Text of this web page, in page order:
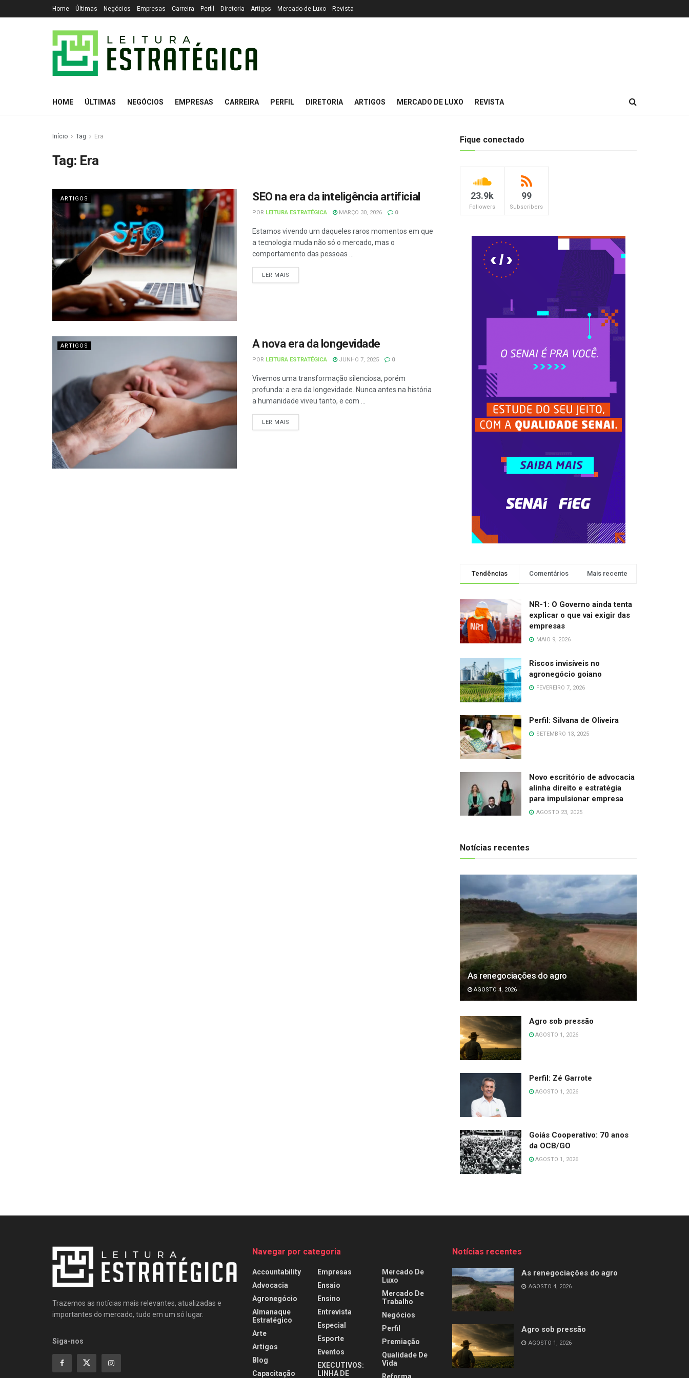
Home Últimas Negócios Empresas Carreira Perfil Diretoria Artigos Mercado de Luxo Revista
HOME ÚLTIMAS NEGÓCIOS EMPRESAS CARREIRA PERFIL DIRETORIA ARTIGOS MERCADO DE LUXO REVISTA
Início Tag Era
Tag: Era
ARTIGOS SEO na era da inteligência artificial
POR LEITURA ESTRATÉGICA MARÇO 30, 2026 0
Estamos vivendo um daqueles raros momentos em que
a tecnologia muda não só o mercado, mas o
comportamento das pessoas ...
LER MAIS
ARTIGOS A nova era da longevidade
POR LEITURA ESTRATÉGICA JUNHO 7, 2025 0
Vivemos uma transformação silenciosa, porém
profunda: a era da longevidade. Nunca antes na história
a humanidade viveu tanto, e com ...
LER MAIS
Fique conectado
23.9k
Followers
99
Subscribers
Tendências Comentários Mais recente
NR-1: O Governo ainda tenta
explicar o que vai exigir das
empresas
MAIO 9, 2026
Riscos invisíveis no
agronegócio goiano
FEVEREIRO 7, 2026
Perfil: Silvana de Oliveira
SETEMBRO 13, 2025
Novo escritório de advocacia
alinha direito e estratégia
para impulsionar empresa
AGOSTO 23, 2025
Notícias recentes
As renegociações do agro
AGOSTO 4, 2026
Agro sob pressão
AGOSTO 1, 2026
Perfil: Zé Garrote
AGOSTO 1, 2026
Goiás Cooperativo: 70 anos
da OCB/GO
AGOSTO 1, 2026
Trazemos as notícias mais relevantes, atualizadas e
importantes do mercado, tudo em um só lugar.
Siga-nos
Navegar por categoria
Accountability
Advocacia
Agronegócio
Almanaque
Estratégico
Arte
Artigos
Blog
Capacitação
Empresas
Ensaio
Ensino
Entrevista
Especial
Esporte
Eventos
EXECUTIVOS:
LINHA DE
Mercado De
Luxo
Mercado De
Trabalho
Negócios
Perfil
Premiação
Qualidade De
Vida
Reforma
Notícias recentes
As renegociações do agro
AGOSTO 4, 2026
Agro sob pressão
AGOSTO 1, 2026